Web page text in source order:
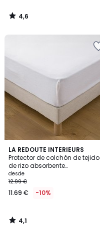
4,6
/
LA REDOUTE INTERIEURS
Protector de colchón de tejido
de rizo absorbente
antimanchas, altura máxima
20 cm
desde
12.99 €
11.69 € -10%
4,1
/ 5
4,1
/